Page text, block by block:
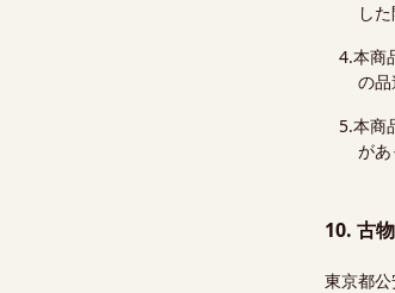
し
本商
の
本商
が
10. 古
東京都